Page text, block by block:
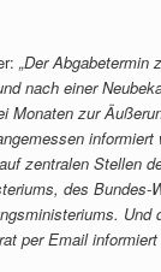
„Der Abgabetermin
nach einer
Monaten zur
informiert
zentralen Stellen
des Bundes-
Und
per Email informiert